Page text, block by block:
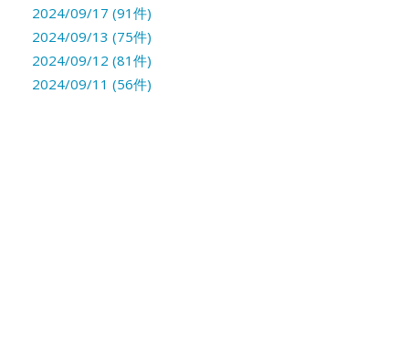
2024/09/17 (91件)
2024/09/13 (75件)
2024/09/12 (81件)
2024/09/11 (56件)